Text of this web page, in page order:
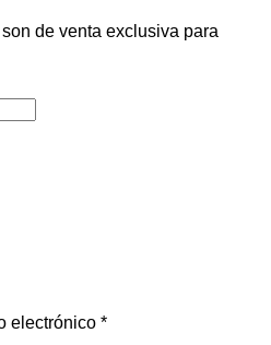
de venta exclusiva para
electrónico *Obligatorio